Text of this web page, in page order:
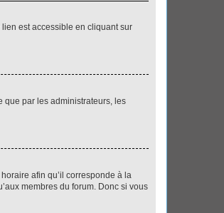
est accessible en cliquant sur
que par les administrateurs, les
afin qu’il corresponde à la
membres du forum. Donc si vous